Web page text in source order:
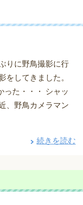
りに野鳥撮影に行
をしてきました。
った・・・ シャッ
、野鳥カメラマン
続きを読む